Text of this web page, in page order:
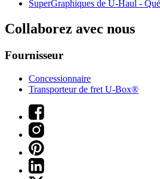
SuperGraphiques de U-Haul -
Collaborez avec nous
Fournisseur
Concessionnaire
Transporteur de fret U-Box®